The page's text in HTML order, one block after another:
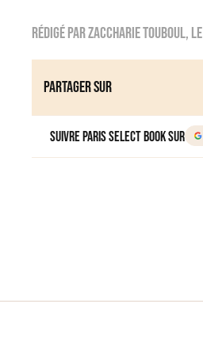
Rédigé parzaccharie touboul, le
Partager sur
Suivre Paris Select Book sur